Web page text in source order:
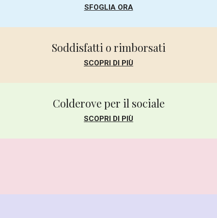
SFOGLIA ORA
Soddisfatti o rimborsati
SCOPRI DI PIÙ
Colderove per il sociale
SCOPRI DI PIÙ